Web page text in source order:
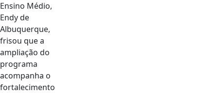
Ensino Médio,
Endy de
Albuquerque,
frisou que a
ampliação do
programa
acompanha o
fortalecimento